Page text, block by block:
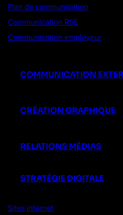
Plan de communication
Communication RSE
Communication employeur
COMMUNICATION
CRÉATION GRAPHIQUE
RELATIONS MÉDIAS
STRATÉGIE DIGITALE
Sites internet